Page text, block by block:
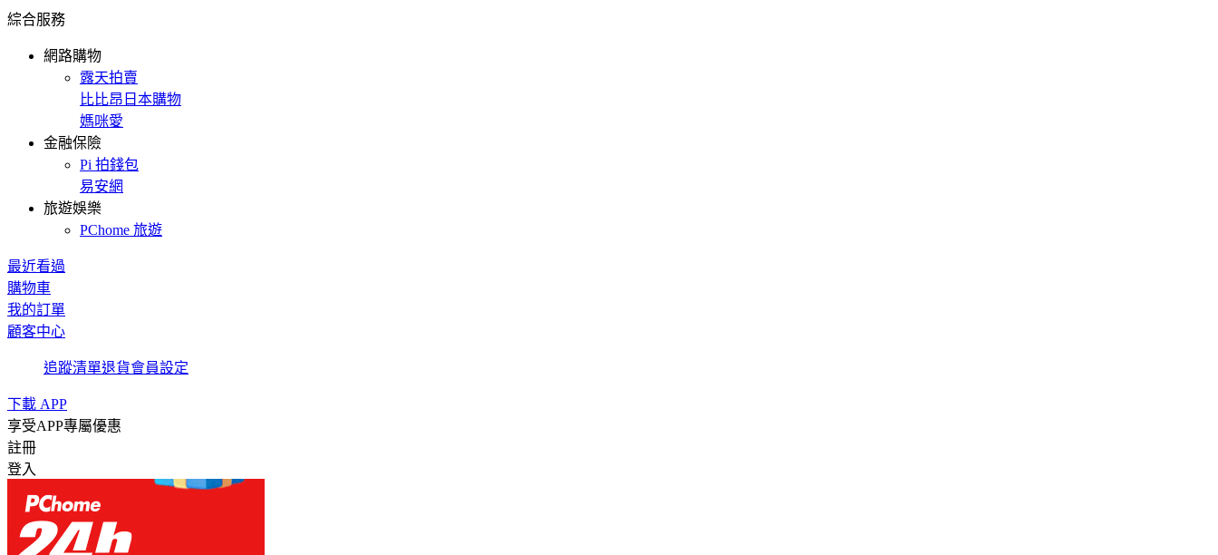
綜合服務
網路購物
露天拍賣
比比昂日本購物
媽咪愛
金融保險
Pi 拍錢包
易安網
旅遊娛樂
PChome 旅遊
最近看過
購物車
我的訂單
顧客中心
追蹤清單退貨會員設定
下載 APP
享受APP專屬優惠
註冊
登入